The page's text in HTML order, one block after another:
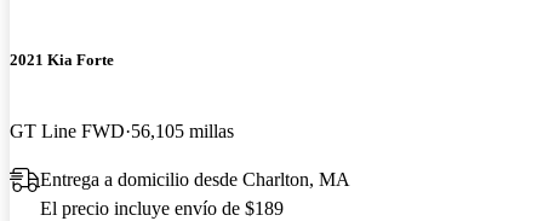
2021 Kia Forte
GT Line FWD 56,105 millas
Entrega a domicilio desde Charlton, MA
El precio incluye envío de $189